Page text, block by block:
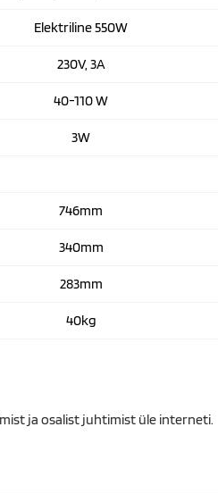
Elektriline 550W
230V, 3A
40-110 W
3W
746mm
340mm
283mm
40kg
ja osalist juhtimist üle interneti.